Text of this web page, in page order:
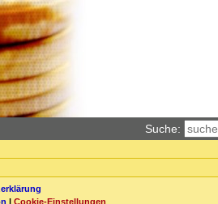
Suche:
| Cookie-Einstellungen